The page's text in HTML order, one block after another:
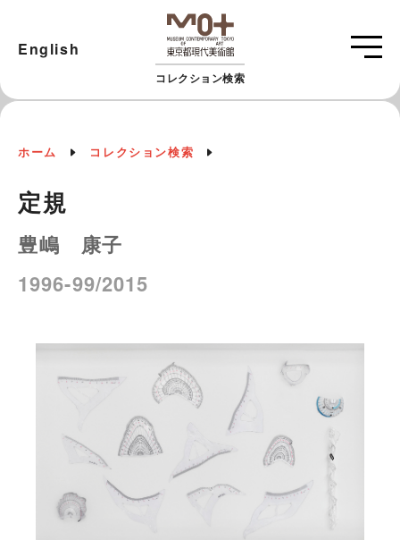
コレクション検索
English
ホーム コレクション検索
定規
豊嶋 康子
1996-99/2015